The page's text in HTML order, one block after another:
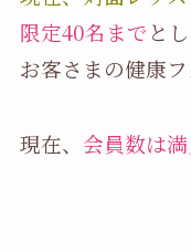
限定40名まで とし
お客さまの健康フ
現在、 会員数は満